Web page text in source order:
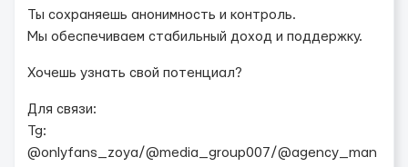
Ты сохраняешь анонимность и контроль.
Мы обеспечиваем стабильный доход и поддержку.
Хочешь узнать свой потенциал?
Для связи:
Tg:
@onlyfans_zoya/@media_group007/@agency_man